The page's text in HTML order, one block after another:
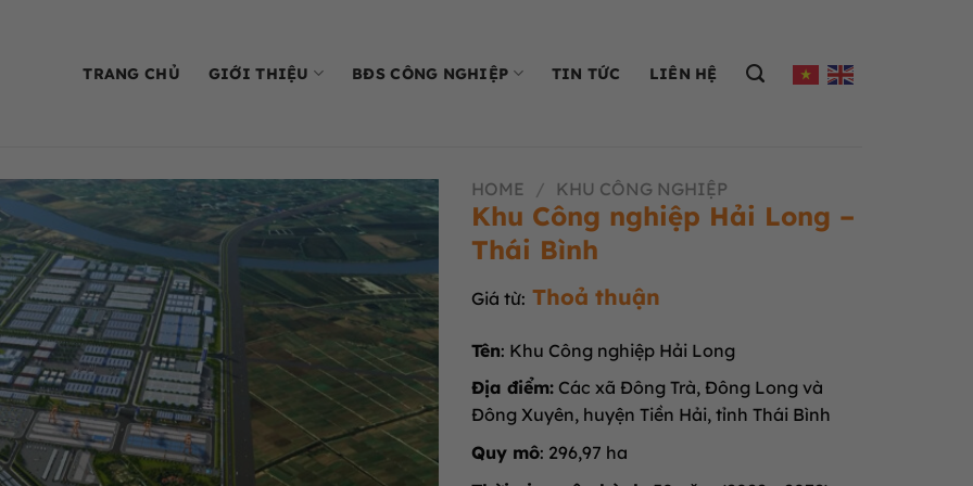
TRANG CHỦ GIỚI THIỆU BĐS CÔNG NGHIỆP TIN TỨC LIÊN HỆ
HOME / KHU CÔNG NGHIỆP
Khu Công nghiệp Hải Long –
Thái Bình
Giá từ: Thoả thuận
Tên: Khu Công nghiệp Hải Long
Địa điểm: Các xã Đông Trà, Đông Long và
Đông Xuyên, huyện Tiền Hải, tỉnh Thái Bình
Quy mô: 296,97 ha